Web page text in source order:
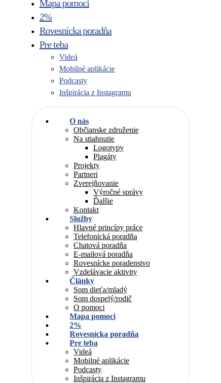
Mapa pomoci
2%
Rovesnícka poradňa
Pre teba
Videá
Mobilné aplikácie
Podcasty
Inšpirácia z Instagramu
O nás
Občianske združenie
Na stiahnutie
Logotypy
Plagáty
Projekty
Partneri
Zverejňovanie
Výročné správy
Ďalšie
Kontakt
Služby
Hlavné princípy práce
Telefonická poradňa
Chatová poradňa
E-mailová poradňa
Rovesnícke poradenstvo
Vzdelávacie aktivity
Články
Som dieťa/mladý
Som dospelý/rodič
O pomoci
Mapa pomoci
2%
Rovesnícka poradňa
Pre teba
Videá
Mobilné aplikácie
Podcasty
Inšpirácia z Instagramu